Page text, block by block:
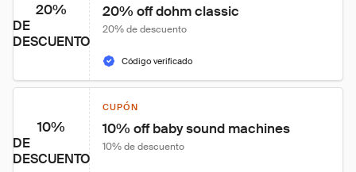
20%
DE
DESCUENTO
20% off dohm classic
20% de descuento
Código verificado
10%
DE
DESCUENTO
CUPÓN
10% off baby sound machines
10% de descuento